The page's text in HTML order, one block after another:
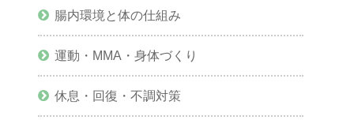
腸内環境と体の仕組み
運動・MMA・身体づくり
休息・回復・不調対策